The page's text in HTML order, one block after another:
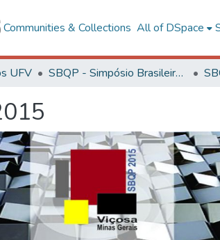
Communities & Collections All of DSpace
UFV SBQP - Simpósio Brasileiro de Qualidade do Projeto no Ambiente Construído